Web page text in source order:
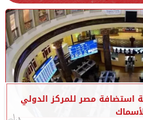
استضافة مصر للمركز الدولي